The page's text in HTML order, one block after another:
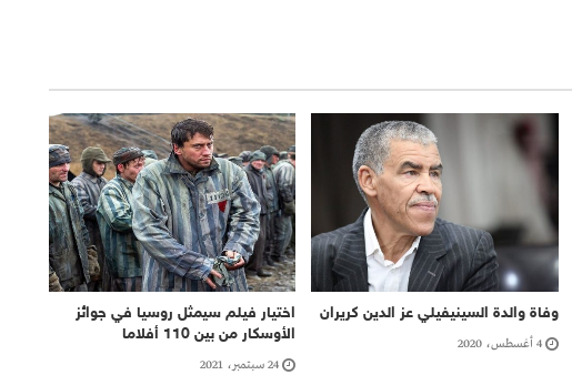
وفاة والدة السينيفيلي عز الدين كريران
4 أغسطس، 2020
اختيار فيلم سيمثل روسيا في جوائز
الأوسكار من بين 110 أفلاما
24 سبتمبر، 2021